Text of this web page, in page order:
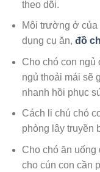
theo dõi.
Môi trường ở của
dụng cụ ăn, đồ
Cho chó con ngủ
ngủ thoải mái sẽ
nhanh hồi phục
Cách li chú chó
phòng lây truyền
Cho chó ăn
cho cún con cần